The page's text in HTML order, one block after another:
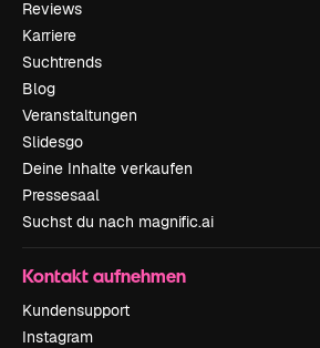
Reviews
Karriere
Suchtrends
Blog
Veranstaltungen
Slidesgo
Deine Inhalte verkaufen
Pressesaal
Suchst du nach magnific.ai
Kontakt aufnehmen
Kundensupport
Instagram